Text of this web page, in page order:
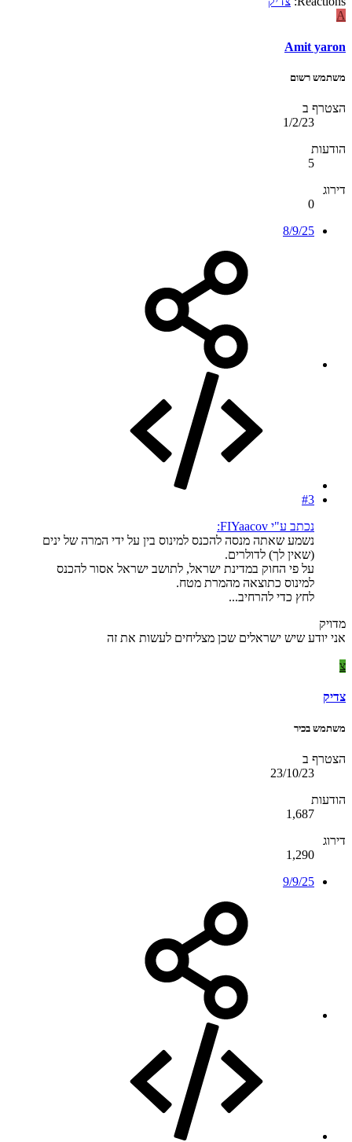
A
Amit yaron
משתמש רשום
הצטרף ב
1/2/23
הודעות
5
דירוג
0
8/9/25
#3
נכתב ע"י FIYaacov:
נשמע שאתה מנסה להכנס למינוס בין על ידי המרה של ינים
(שאין לך) לדולרים.
על פי החוק במדינת ישראל, לתושב ישראל אסור להכנס
למינוס כתוצאה מהמרת מטח.
לחץ כדי להרחיב...
מדויק
אני יודע שיש ישראלים שכן מצליחים לעשות את זה
צ
צדיק
משתמש בכיר
הצטרף ב
23/10/23
הודעות
1,687
דירוג
1,290
9/9/25